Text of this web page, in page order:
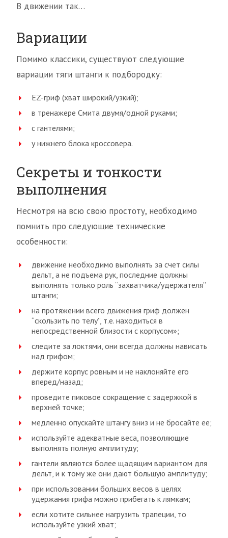
В движении так…
Вариации
Помимо классики, существуют следующие
вариации тяги штанги к подбородку:
EZ-гриф (хват широкий/узкий);
в тренажере Смита двумя/одной руками;
с гантелями;
у нижнего блока кроссовера.
Секреты и тонкости
выполнения
Несмотря на всю свою простоту, необходимо
помнить про следующие технические
особенности:
движение необходимо выполнять за счет силы
дельт, а не подъема рук, последние должны
выполнять только роль “захватчика/удержателя”
штанги;
на протяжении всего движения гриф должен
“скользить по телу”, т.е. находиться в
непосредственной близости с корпусом»;
следите за локтями, они всегда должны нависать
над грифом;
держите корпус ровным и не наклоняйте его
вперед/назад;
проведите пиковое сокращение с задержкой в
верхней точке;
медленно опускайте штангу вниз и не бросайте ее;
используйте адекватные веса, позволяющие
выполнять полную амплитуду;
гантели являются более щадящим вариантом для
дельт, и к тому же они дают большую амплитуду;
при использовании больших весов в целях
удержания грифа можно прибегать к лямкам;
если хотите сильнее нагрузить трапеции, то
используйте узкий хват;